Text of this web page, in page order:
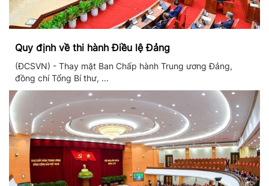
Quy định về thi hành Điều lệ Đảng
(ĐCSVN) - Thay mặt Ban Chấp hành Trung ương Đảng,
đồng chí Tổng Bí thư, ...